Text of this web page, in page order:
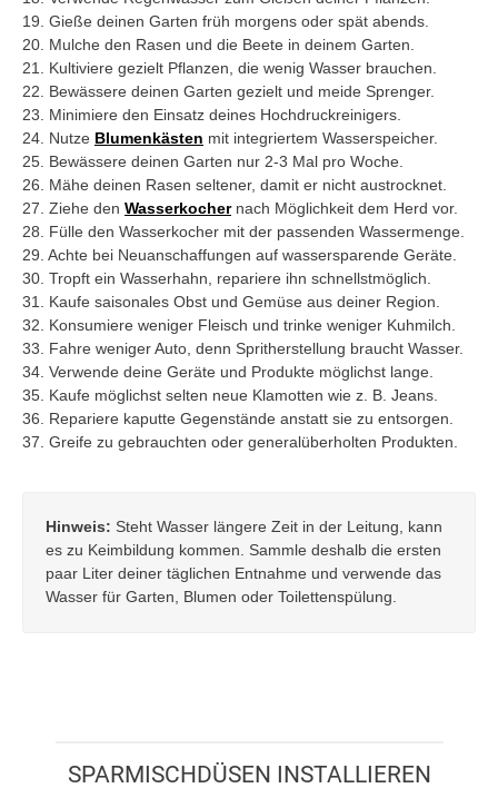
19. Gieße deinen Garten früh morgens oder spät abends.
20. Mulche den Rasen und die Beete in deinem Garten.
21. Kultiviere gezielt Pflanzen, die wenig Wasser brauchen.
22. Bewässere deinen Garten gezielt und meide Sprenger.
23. Minimiere den Einsatz deines Hochdruckreinigers.
24. Nutze Blumenkästen mit integriertem Wasserspeicher.
25. Bewässere deinen Garten nur 2-3 Mal pro Woche.
26. Mähe deinen Rasen seltener, damit er nicht austrocknet.
27. Ziehe den Wasserkochernach Möglichkeit dem Herd vor.
28. Fülle den Wasserkocher mit der passenden Wassermenge.
29. Achte bei Neuanschaffungen auf wassersparende Geräte.
30. Tropft ein Wasserhahn, repariere ihn schnellstmöglich.
31. Kaufe saisonales Obst und Gemüse aus deiner Region.
32. Konsumiere weniger Fleisch und trinke weniger Kuhmilch.
33. Fahre weniger Auto, denn Spritherstellung braucht Wasser.
34. Verwende deine Geräte und Produkte möglichst lange.
35. Kaufe möglichst selten neue Klamotten wie z. B. Jeans.
36. Repariere kaputte Gegenstände anstatt sie zu entsorgen.
37. Greife zu gebrauchten oder generalüberholten Produkten.
Hinweis: Steht Wasser längere Zeit in der Leitung, kann
es zu Keimbildung kommen. Sammle deshalb die ersten
paar Liter deiner täglichen Entnahme und verwende das
Wasser für Garten, Blumen oder Toilettenspülung.
SPARMISCHDÜSEN INSTALLIEREN